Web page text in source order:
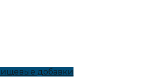
добавки